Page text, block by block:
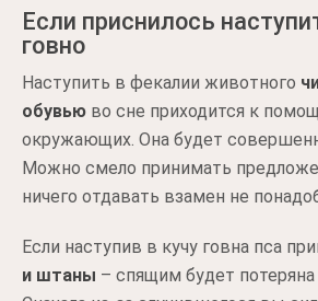
Если приснилось
говно
Наступить в фекалии животного
обувью во сне приходится к
окружающих. Она будет
Можно смело принимать
ничего отдавать взамен не
Если наступив в кучу говна пса
и штаны – спящим будет